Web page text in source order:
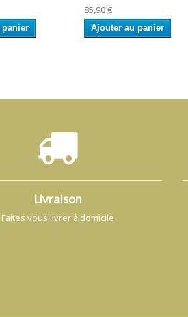
85,90 €
Ajouter au panier
Livraison
Faites vous livrer à domicile